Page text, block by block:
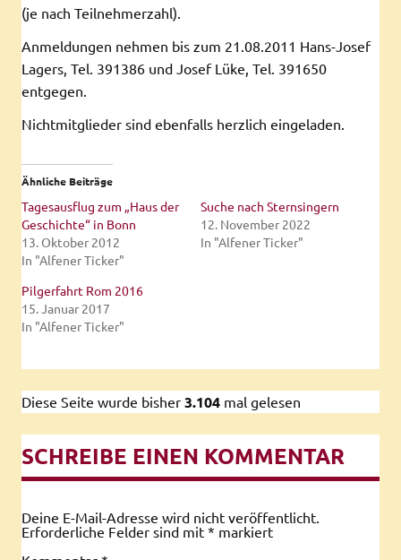
(je nach Teilnehmerzahl).
Anmeldungen nehmen bis zum 21.08.2011 Hans-Josef
Lagers, Tel. 391386 und Josef Lüke, Tel. 391650
entgegen.
Nichtmitglieder sind ebenfalls herzlich eingeladen.
Ähnliche Beiträge
Tagesausflug zum „Haus der
Geschichte“ in Bonn
13. Oktober 2012
In "Alfener Ticker"
Suche nach Sternsingern
12. November 2022
In "Alfener Ticker"
Pilgerfahrt Rom 2016
15. Januar 2017
In "Alfener Ticker"
Diese Seite wurde bisher 3.104 mal gelesen
SCHREIBE EINEN KOMMENTAR
Deine E-Mail-Adresse wird nicht veröffentlicht.
Erforderliche Felder sind mit * markiert